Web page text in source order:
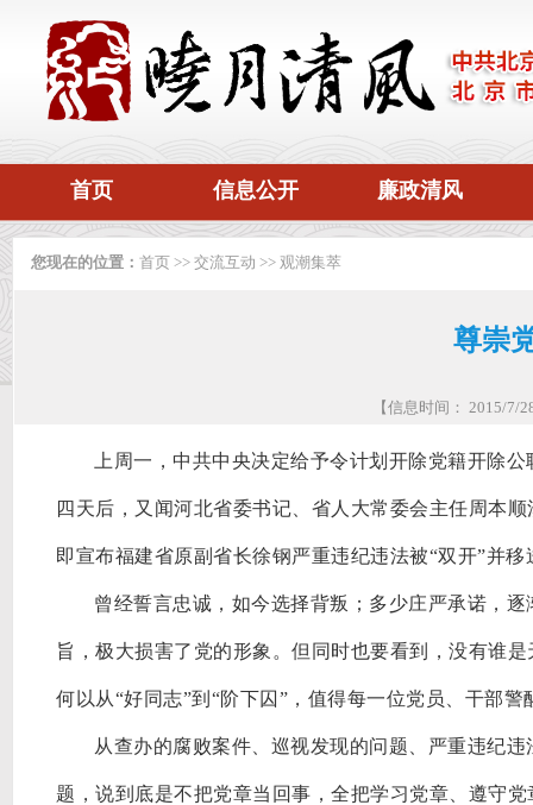
首页 信息公开 廉政清风
您现在的位置： 首页 >> 交流互动 >> 观潮集萃
尊崇
【信息时间： 2015/
上周一，中共中央决定给予令计划开除党籍开除
四天后，又闻河北省委书记、省人大常委会主任周本
即宣布福建省原副省长徐钢严重违纪违法被“双开”并
曾经誓言忠诚，如今选择背叛；多少庄严承诺，
旨，极大损害了党的形象。但同时也要看到，没有谁
何以从“好同志”到“阶下囚”，值得每一位党员、干部
从查办的腐败案件、巡视发现的问题、严重违纪
题，说到底是不把党章当回事，全把学习党章、遵守